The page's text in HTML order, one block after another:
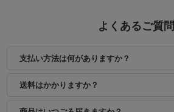
よくあるご質問
支払い方法は何がありますか？
送料はかかりますか？